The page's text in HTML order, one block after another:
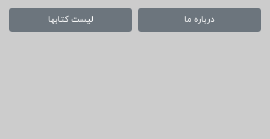
درباره ما لیست کتابها